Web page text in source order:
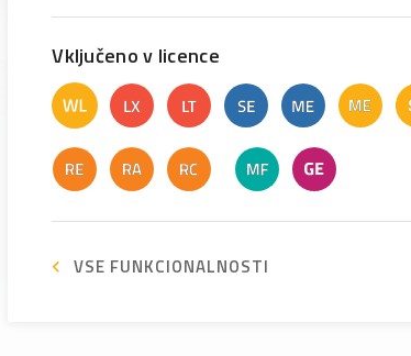
Vključeno v licence
VSE FUNKCIONALNOSTI